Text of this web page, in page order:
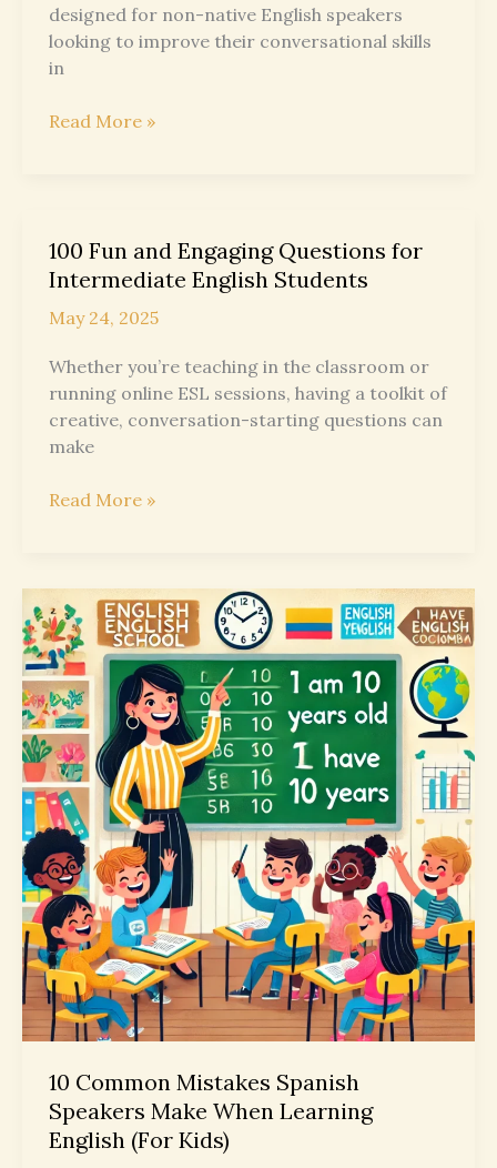
designed for non-native English speakers
looking to improve their conversational skills
in
Conversational
Read More »
100 Fun and Engaging Questions for
Intermediate English Students
May 24, 2025
Whether you’re teaching in the classroom or
running online ESL sessions, having a toolkit of
creative, conversation-starting questions can
make
100
Questions
for
Intermediate
English
Students
Read More »
10 Common Mistakes Spanish
Speakers Make When Learning
English (For Kids)